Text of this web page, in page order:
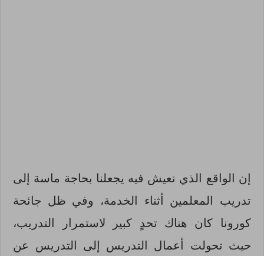
إن الواقع الذي نعيش فيه يجعلنا بحاجة ماسة إلى
تدريب المعلمين أثناء الخدمة، وفي ظل جائحة
كورونا كان هناك تحدٍ كبير لاستمرار التدريب،
حيث تحولت أعمال التدريس إلى التدريس عن